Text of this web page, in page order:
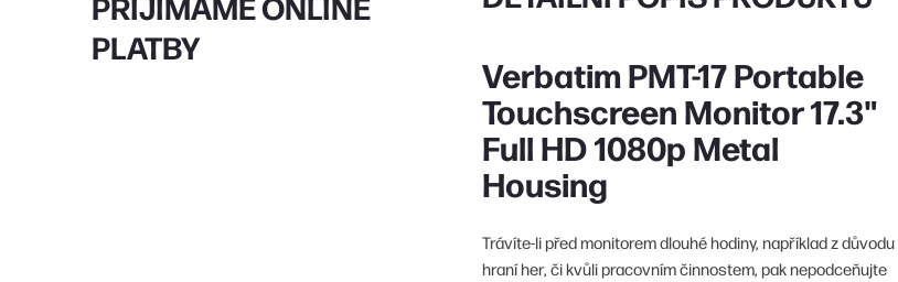
PLATBY
Verbatim PMT-17 Portable
Touchscreen Monitor 17.3"
Full HD 1080p Metal
Housing
Trávíte-li před monitorem dlouhé hodiny, například z důvodu
hraní her, či kvůli pracovním činnostem, pak nepodceňujte